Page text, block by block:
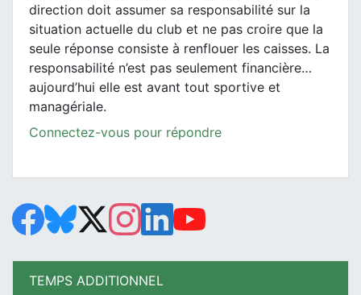
direction doit assumer sa responsabilité sur la
situation actuelle du club et ne pas croire que la
seule réponse consiste à renflouer les caisses. La
responsabilité n’est pas seulement financière…
aujourd’hui elle est avant tout sportive et
managériale.
Connectez-vous pour répondre
TEMPS ADDITIONNEL